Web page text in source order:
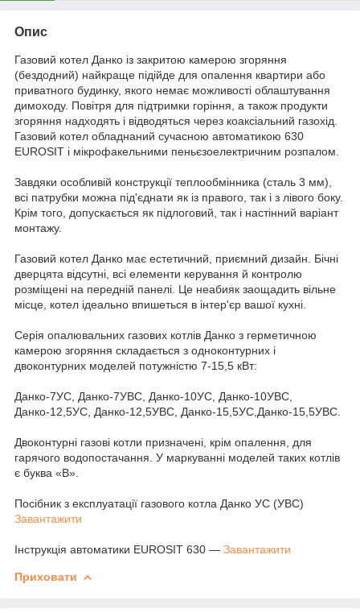
Опис
Газовий котел Данко із закритою камерою згоряння
(бездодний) найкраще підійде для опалення квартири або
приватного будинку, якого немає можливості облаштування
димоходу. Повітря для підтримки горіння, а також продукти
згоряння надходять і відводяться через коаксіальний газохід.
Газовий котел обладнаний сучасною автоматикою 630
EUROSIT і мікрофакельними пеньєзоелектричним розпалом.
Завдяки особливій конструкції теплообмінника (сталь 3 мм),
всі патрубки можна під'єднати як із правого, так і з лівого боку.
Крім того, допускається як підлоговий, так і настінний варіант
монтажу.
Газовий котел Данко має естетичний, приємний дизайн. Бічні
дверцята відсутні, всі елементи керування й контролю
розміщені на передній панелі. Це неабияк заощадить вільне
місце, котел ідеально впишеться в інтер'єр вашої кухні.
Серія опалювальних газових котлів Данко з герметичною
камерою згоряння складається з одноконтурних і
двоконтурних моделей потужністю 7-15,5 кВт:
Данко-7УС, Данко-7УВС, Данко-10УС, Данко-10УВС,
Данко-12,5УС, Данко-12,5УВС, Данко-15,5УС,Данко-15,5УВС.
Двоконтурні газові котли призначені, крім опалення, для
гарячого водопостачання. У маркуванні моделей таких котлів
є буква «В».
Посібник з експлуатації газового котла Данко УС (УВС)
Завантажити
Інструкція автоматики EUROSIT 630 — Завантажити
Приховати